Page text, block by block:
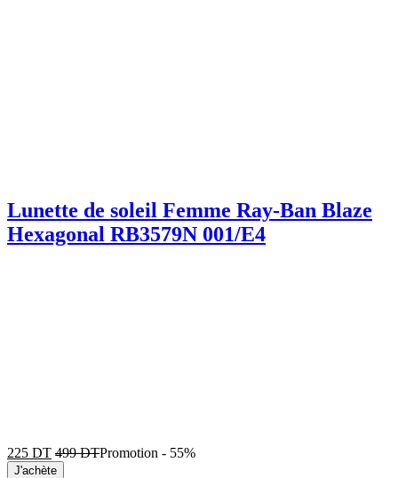
Lunette de soleil Femme Ray-Ban Blaze
Hexagonal RB3579N 001/E4
225 DT 499DTPromotion - 55%
J'achète